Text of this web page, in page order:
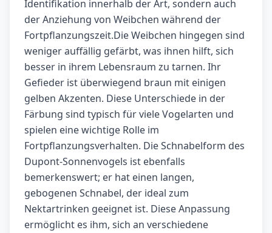
Identifikation innerhalb der Art, sondern auch
der Anziehung von Weibchen während der
Fortpflanzungszeit.Die Weibchen hingegen sind
weniger auffällig gefärbt, was ihnen hilft, sich
besser in ihrem Lebensraum zu tarnen. Ihr
Gefieder ist überwiegend braun mit einigen
gelben Akzenten. Diese Unterschiede in der
Färbung sind typisch für viele Vogelarten und
spielen eine wichtige Rolle im
Fortpflanzungsverhalten. Die Schnabelform des
Dupont-Sonnenvogels ist ebenfalls
bemerkenswert; er hat einen langen,
gebogenen Schnabel, der ideal zum
Nektartrinken geeignet ist. Diese Anpassung
ermöglicht es ihm, sich an verschiedene